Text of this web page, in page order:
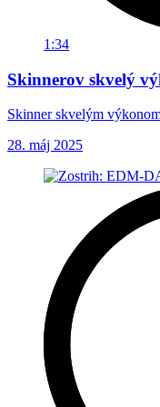
1:34
Skinnerov skvelý
Skinner skvelým
28. máj 2025